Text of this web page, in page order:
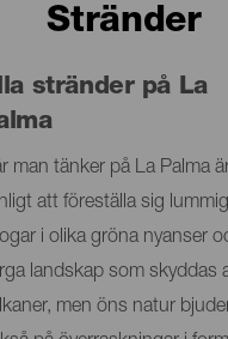
Stränder
stränder på La
man tänker på La Palma
att föreställa sig
i olika gröna nyanser
landskap som skyddas
men öns natur